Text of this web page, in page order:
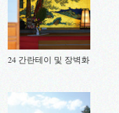
24 간란테이 및 장벽화